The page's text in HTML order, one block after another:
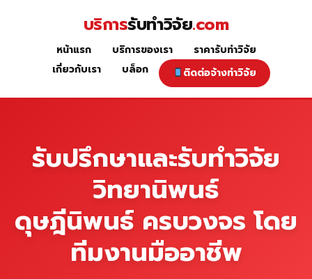
หน้าแรก
บริการรับทำวิจัย.com
หน้าแรก บริการของเรา
ราคารับทำวิจัย
เกี่ยวกับเรา
บล็อก ติดต่อจ้างทำวิจัย
รับปรึกษาและรับทำวิจัย
วิทยานิพนธ์
ดุษฎีนิพนธ์ ครบวงจร โดย
ทีมงานมืออาชีพ